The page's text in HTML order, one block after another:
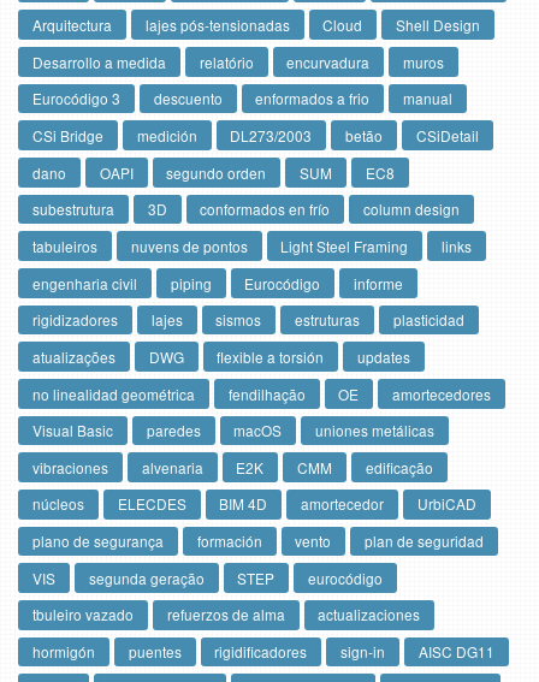
Arquitectura
lajes pós-tensionadas Cloud
Shell Design
Desarrollo a medida
relatório encurvadura
muros
Eurocódigo 3
descuento enformados a frio
manual
CSi Bridge
medición DL273/2003 betão
CSiDetail
dano
OAPI segundo orden SUM
EC8
subestrutura
3D conformados en frío
column design
tabuleiros
nuvens de pontos Light Steel Framing
links
engenharia civil
piping Eurocódigo
informe
rigidizadores
lajes sismos estruturas
plasticidad
atualizações
DWG flexible a torsión
updates
no linealidad geométrica
fendilhação OE
amortecedores
Visual Basic
paredes macOS
uniones metálicas
vibraciones
alvenaria E2K CMM
edificação
núcleos
ELECDES BIM 4D amortecedor
UrbiCAD
plano de segurança
formación vento
plan de seguridad
VIS
segunda geração STEP
eurocódigo
tbuleiro vazado
refuerzos de alma
actualizaciones
hormigón
puentes rigidificadores sign-in
AISC DG11